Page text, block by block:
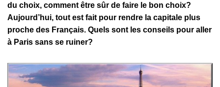
du choix, comment être sûr de faire le bon choix?
Aujourd’hui, tout est fait pour rendre la capitale plus
proche des Français. Quels sont les conseils pour aller
à Paris sans se ruiner?